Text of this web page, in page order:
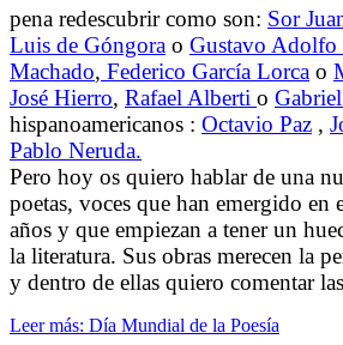
pena redescubrir como son: Sor
Luis de Góngora o Gustavo Adolfo
Machado, Federico García Lorca o
José Hierro, Rafael Alberti o
hispanoamericanos : Octavio Paz ,
Pablo Neruda.
Pero hoy os quiero hablar de una
poetas, voces que han emergido en
años y que empiezan a tener un
la literatura. Sus obras merecen la
y dentro de ellas quiero comentar
Leer más: Día Mundial de la Poesía